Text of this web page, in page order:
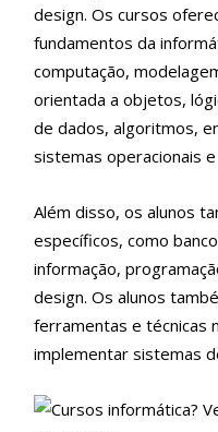
design. Os cursos
fundamentos da
computação,
orientada a objetos,
de dados, algoritmos,
sistemas operacionais
Além disso, os alunos
específicos, como
informação,
design. Os alunos
ferramentas e técnicas
implementar sistemas